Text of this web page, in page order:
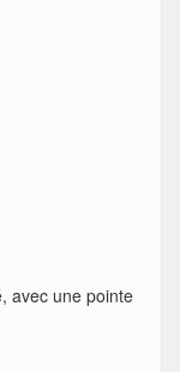
avec une pointe